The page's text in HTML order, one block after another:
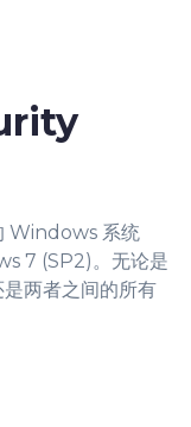
Windows 系统
7 (SP2)。无论是
两者之间的所有